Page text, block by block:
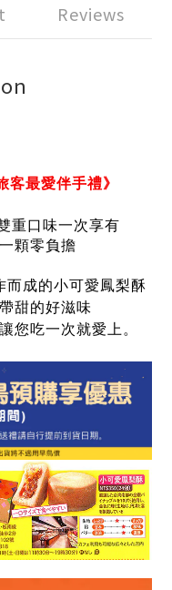
Reviews
客最愛伴手禮》
重口味一次享有
顆零負擔
而成的小可愛鳳梨酥
甜的好滋味
您吃一次就愛上。